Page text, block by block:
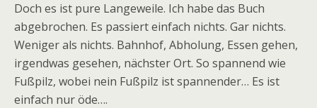
Doch es ist pure Langeweile. Ich habe das Buch
abgebrochen. Es passiert einfach nichts. Gar nichts.
Weniger als nichts. Bahnhof, Abholung, Essen gehen,
irgendwas gesehen, nächster Ort. So spannend wie
Fußpilz, wobei nein Fußpilz ist spannender… Es ist
einfach nur öde….